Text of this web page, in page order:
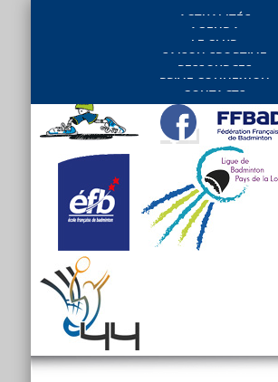
ACTUALITÉS
AGENDA
LE CLUB
SAISON SPORTIVE
RESSOURCES
PRIVE CONNEXION
CONTACTS